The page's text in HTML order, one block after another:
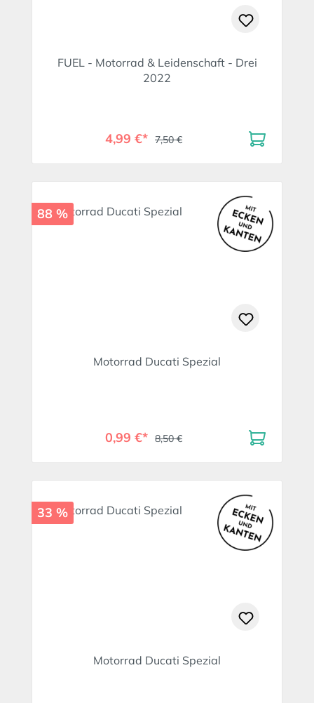
FUEL - Motorrad & Leidenschaft - Drei
2022
4,99 €* 7,50 €
88 %
Motorrad Ducati Spezial
0,99 €* 8,50 €
33 %
Motorrad Ducati Spezial